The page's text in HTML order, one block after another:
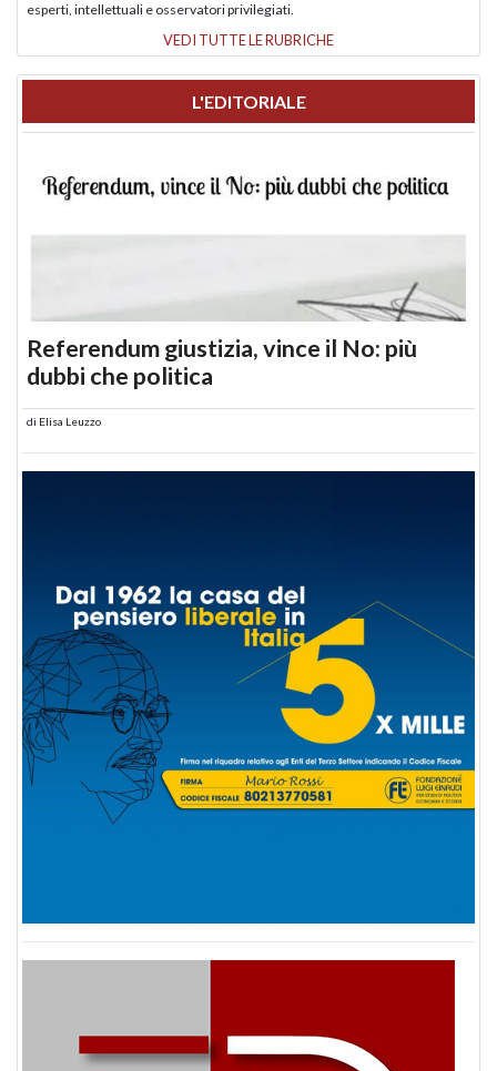
esperti, intellettuali e osservatori privilegiati.
VEDI TUTTE LE RUBRICHE
L'EDITORIALE
Referendum giustizia, vince il No: più
dubbi che politica
di Elisa Leuzzo